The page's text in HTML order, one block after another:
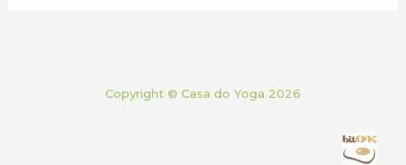
Copyright © Casa do Yoga 2026